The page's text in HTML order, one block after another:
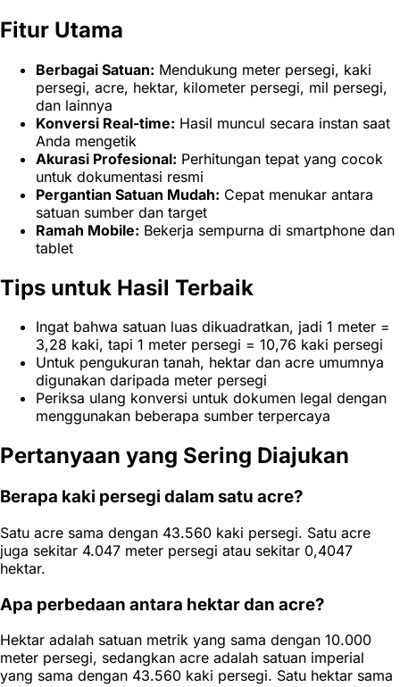
Fitur Utama
Berbagai Satuan: Mendukung meter persegi, kaki
persegi, acre, hektar, kilometer persegi, mil persegi,
dan lainnya
Konversi Real-time: Hasil muncul secara instan saat
Anda mengetik
Akurasi Profesional: Perhitungan tepat yang cocok
untuk dokumentasi resmi
Pergantian Satuan Mudah: Cepat menukar antara
satuan sumber dan target
Ramah Mobile: Bekerja sempurna di smartphone dan
tablet
Tips untuk Hasil Terbaik
Ingat bahwa satuan luas dikuadratkan, jadi 1 meter =
3,28 kaki, tapi 1 meter persegi = 10,76 kaki persegi
Untuk pengukuran tanah, hektar dan acre umumnya
digunakan daripada meter persegi
Periksa ulang konversi untuk dokumen legal dengan
menggunakan beberapa sumber terpercaya
Pertanyaan yang Sering Diajukan
Berapa kaki persegi dalam satu acre?
Satu acre sama dengan 43.560 kaki persegi. Satu acre
juga sekitar 4.047 meter persegi atau sekitar 0,4047
hektar.
Apa perbedaan antara hektar dan acre?
Hektar adalah satuan metrik yang sama dengan 10.000
meter persegi, sedangkan acre adalah satuan imperial
yang sama dengan 43.560 kaki persegi. Satu hektar sama